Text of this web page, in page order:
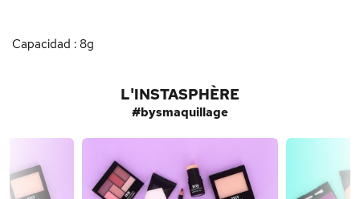
Capacidad : 8g
L'INSTASPHÈRE
#bysmaquillage